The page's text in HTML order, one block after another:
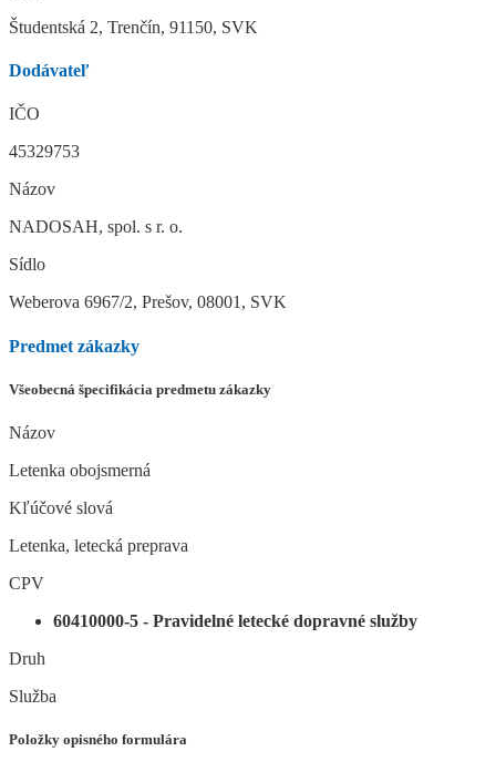
Študentská 2, Trenčín, 91150, SVK
Dodávateľ
IČO
45329753
Názov
NADOSAH, spol. s r. o.
Sídlo
Weberova 6967/2, Prešov, 08001, SVK
Predmet zákazky
Všeobecná špecifikácia predmetu zákazky
Názov
Letenka obojsmerná
Kľúčové slová
Letenka, letecká preprava
CPV
60410000-5 - Pravidelné letecké dopravné služby
Druh
Služba
Položky opisného formulára